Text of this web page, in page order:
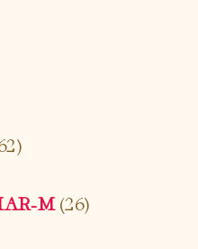
M(26)